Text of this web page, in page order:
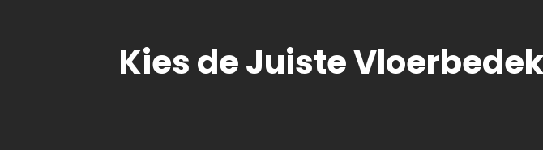
Kies de Juiste